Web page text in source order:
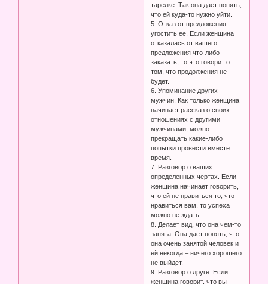
тарелке. Так она дает понять,
что ей куда-то нужно уйти.
5. Отказ от предложения
угостить ее. Если женщина
отказалась от вашего
предложения что-либо
заказать, то это говорит о
том, что продолжения не
будет.
6. Упоминание других
мужчин. Как только женщина
начинает рассказ о своих
отношениях с другими
мужчинами, можно
прекращать какие-либо
попытки провести вместе
время.
7. Разговор о ваших
определенных чертах. Если
женщина начинает говорить,
что ей не нравиться то, что
нравиться вам, то успеха
можно не ждать.
8. Делает вид, что она чем-то
занята. Она дает понять, что
она очень занятой человек и
ей некогда – ничего хорошего
не выйдет.
9. Разговор о друге. Если
женщина говорит, что вы